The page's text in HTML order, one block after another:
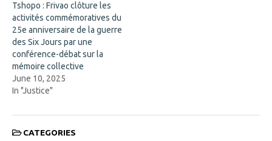
w
)
Tshopo : Frivao clôture les
activités commémoratives du
25e anniversaire de la guerre
des Six Jours par une
conférence-débat sur la
mémoire collective
June 10, 2025
In "Justice"
CATEGORIES